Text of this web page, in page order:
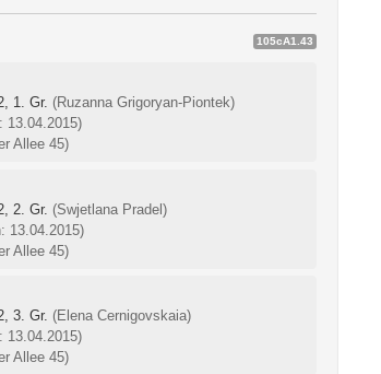
105cA1.43
1. Gr. (Ruzanna Grigoryan-Piontek)
13.04.2015)
Allee 45)
2. Gr. (Swjetlana Pradel)
13.04.2015)
Allee 45)
3. Gr. (Elena Cernigovskaia)
13.04.2015)
Allee 45)